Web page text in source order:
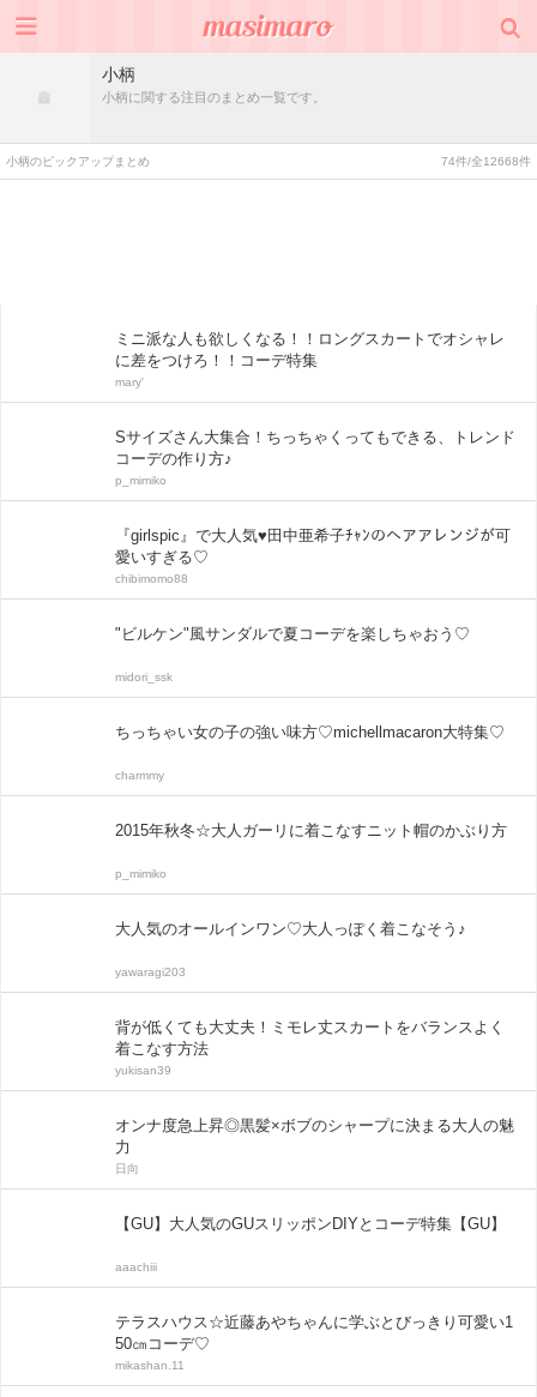
小柄
小柄に関する注目のまとめ一覧です。
小柄のピックアップまとめ 74件/全12668件
ミニ派な人も欲しくなる！！ロングスカートでオシャレ
に差をつけろ！！コーデ特集
mary'
Sサイズさん大集合！ちっちゃくってもできる、トレンド
コーデの作り方♪
p_mimiko
『girlspic』で大人気♥田中亜希子ﾁｬﾝのヘアアレンジが可
愛いすぎる♡
chibimomo88
"ビルケン"風サンダルで夏コーデを楽しちゃおう♡
midori_ssk
ちっちゃい女の子の強い味方♡michellmacaron大特集♡
charmmy
2015年秋冬☆大人ガーリに着こなすニット帽のかぶり方
p_mimiko
大人気のオールインワン♡大人っぽく着こなそう♪
yawaragi203
背が低くても大丈夫！ミモレ丈スカートをバランスよく
着こなす方法
yukisan39
オンナ度急上昇◎黒髪×ボブのシャープに決まる大人の魅
力
日向
【GU】大人気のGUスリッポンDIYとコーデ特集【GU】
aaachiii
テラスハウス☆近藤あやちゃんに学ぶとびっきり可愛い1
50㎝コーデ♡
mikashan.11